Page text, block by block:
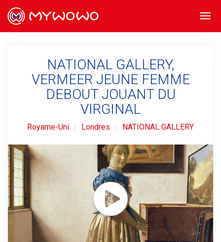
NATIONAL GALLERY,
VERMEER JEUNE FEMME
DEBOUT JOUANT DU
VIRGINAL
Royame-Uni Londres NATIONAL GALLERY